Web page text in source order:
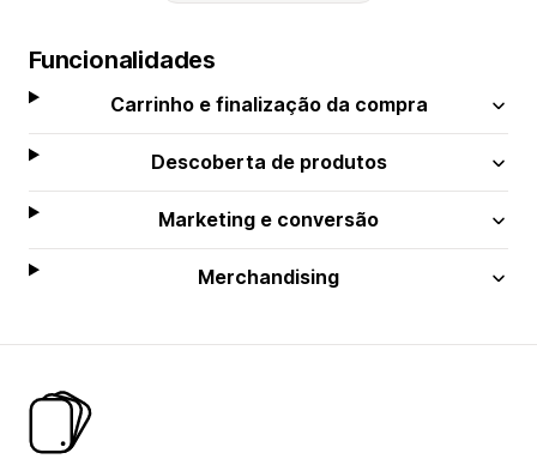
Funcionalidades
Carrinho e finalização da compra
Descoberta de produtos
Marketing e conversão
Merchandising